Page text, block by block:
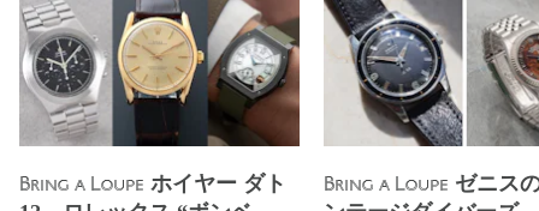
Bring a Loupe ホイヤー ダト
Bring a Loupe ゼニス